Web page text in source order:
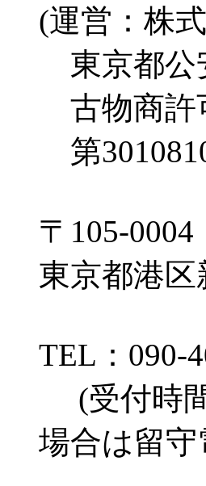
(運営：株
東京都公
古物商許
第
〒105-0004
東京都港区
TEL：090-
(受付時
場合は留